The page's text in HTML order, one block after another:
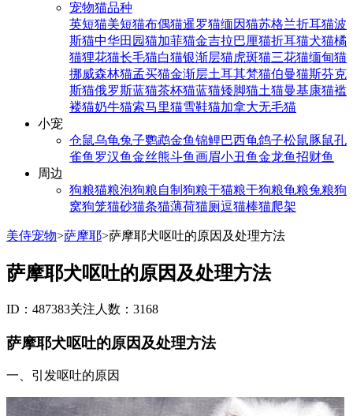
宠物猫品种
英短猫美短猫布偶猫暹罗猫缅因猫苏格兰折耳猫波
斯猫中华田园猫加菲猫金吉拉巴厘猫折耳猫犬猫橘
猫狸花猫长毛猫白猫银渐层猫虎斑猫三花猫缅甸猫
挪威森林猫孟买猫金渐层土耳其梵猫伯曼猫斯芬克
斯猫俄罗斯蓝猫茶杯猫蓝猫矮脚猫土猫曼基康猫褴
褛猫奶牛猫索马里猫雪鞋猫加拿大无毛猫
小宠
仓鼠乌龟兔子鹦鹉金鱼锦鲤巴西龟鸽子松鼠豚鼠孔
雀鱼 罗汉鱼金丝熊斗鱼画眉小丑鱼金龙鱼招财鱼
周边
狗粮猫粮泡狗粮自制狗粮干猫粮干狗粮龟粮兔粮狗
窝狗笼猫砂猫条猫薄荷猫厕逗猫棒猫爬架
美侍宠物>萨摩耶>萨摩耶犬呕吐的原因及处理方法
萨摩耶犬呕吐的原因及处理方法
ID：487383关注人数：3168
萨摩耶犬呕吐的原因及处理方法
一、引发呕吐的原因